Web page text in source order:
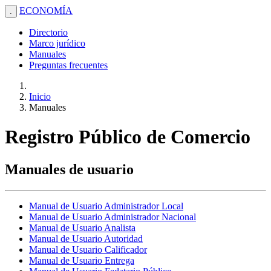
. ECONOMÍA
Directorio
Marco jurídico
Manuales
Preguntas frecuentes
Inicio
Manuales
Registro Público de Comercio
Manuales de usuario
Manual de Usuario Administrador Local
Manual de Usuario Administrador Nacional
Manual de Usuario Analista
Manual de Usuario Autoridad
Manual de Usuario Calificador
Manual de Usuario Entrega